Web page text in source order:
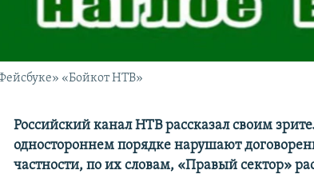
«Бойкот НТВ»
Российский каналНТВ рассказал своим
одностороннем порядке нарушают
частности, по их словам, «Правый сектор»